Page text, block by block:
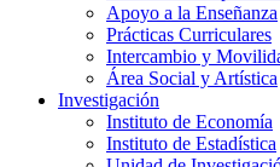
Apoyo a la Enseñanza
Prácticas Curriculares
Intercambio y
Área Social y Artística
Investigación
Instituto de Economía
Instituto de Estadística